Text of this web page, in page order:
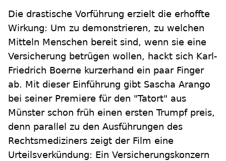
Die drastische Vorführung erzielt die erhoffte
Wirkung: Um zu demonstrieren, zu welchen
Mitteln Menschen bereit sind, wenn sie eine
Versicherung betrügen wollen, hackt sich Karl-
Friedrich Boerne kurzerhand ein paar Finger
ab. Mit dieser Einführung gibt Sascha Arango
bei seiner Premiere für den "Tatort" aus
Münster schon früh einen ersten Trumpf preis,
denn parallel zu den Ausführungen des
Rechtsmediziners zeigt der Film eine
Urteilsverkündung: Ein Versicherungskonzern